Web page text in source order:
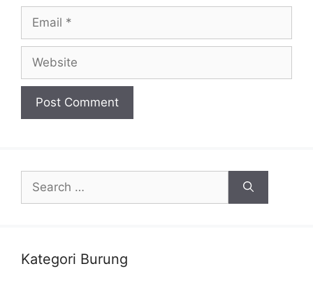
for:
Kategori Burung